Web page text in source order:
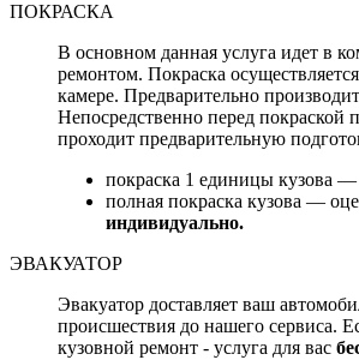
ПОКРАСКА
В основном данная услуга идет в
ремонтом. Покраска
камере. Предварительно
Непосредственно перед покраской
проходит предварительную
покраска 1 единицы кузова —
полная покраска кузова —
индивидуально.
ЭВАКУАТОР
Эвакуатор доставляет ваш
происшествия до нашего сервиса.
кузовной ремонт - услуга для вас